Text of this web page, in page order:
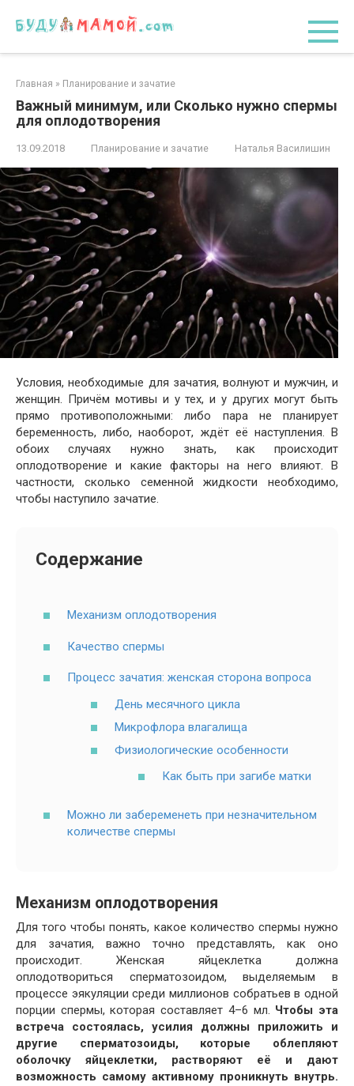
Главная » Планирование и зачатие
Важный минимум, или Сколько нужно спермы
для оплодотворения
13.09.2018 Планирование и зачатие Наталья Василишин
Условия, необходимые для зачатия, волнуют и мужчин, и
женщин. Причём мотивы и у тех, и у других могут быть
прямо противоположными: либо пара не планирует
беременность, либо, наоборот, ждёт её наступления. В
обоих случаях нужно знать, как происходит
оплодотворение и какие факторы на него влияют. В
частности, сколько семенной жидкости необходимо,
чтобы наступило зачатие.
Содержание
Механизм оплодотворения
Качество спермы
Процесс зачатия: женская сторона вопроса
День месячного цикла
Микрофлора влагалища
Физиологические особенности
Как быть при загибе матки
Можно ли забеременеть при незначительном
количестве спермы
Механизм оплодотворения
Для того чтобы понять, какое количество спермы нужно
для зачатия, важно точно представлять, как оно
происходит. Женская яйцеклетка должна
оплодотвориться сперматозоидом, выделяемым в
процессе эякуляции среди миллионов собратьев в одной
порции спермы, которая составляет 4–6 мл. Чтобы эта
встреча состоялась, усилия должны приложить и
другие сперматозоиды, которые облепляют
оболочку яйцеклетки, растворяют её и дают
возможность самому активному проникнуть внутрь.